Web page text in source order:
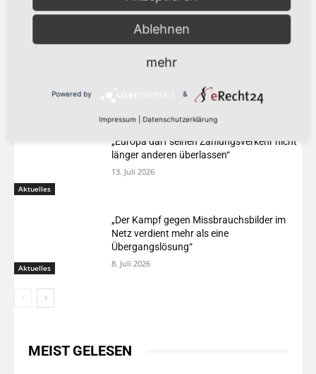
VERWANDTE THEMEN
„Vorschlag bleibt hinter den Klimazielen
21. Juli 2026
Aktuelles
„Europa darf seinen Zahlungsverkehr nicht
länger anderen überlassen“
13. Juli 2026
Aktuelles
„Der Kampf gegen Missbrauchsbilder im
Netz verdient mehr als eine
Übergangslösung“
8. Juli 2026
MEIST GELESEN
Ablehnen
mehr
Powered by &
Impressum Datenschutzerklärung